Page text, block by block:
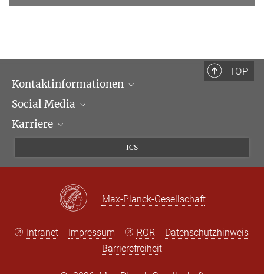
TOP
Kontaktinformationen
Öffnungszeiten & Anfahrt
Ansprechpartner*innen
Social Media
LinkedIn
Karriere
ICS
Max-Planck-Gesellschaft
Intranet Impressum ROR
Datenschutzhinweis
Barrierefreiheit